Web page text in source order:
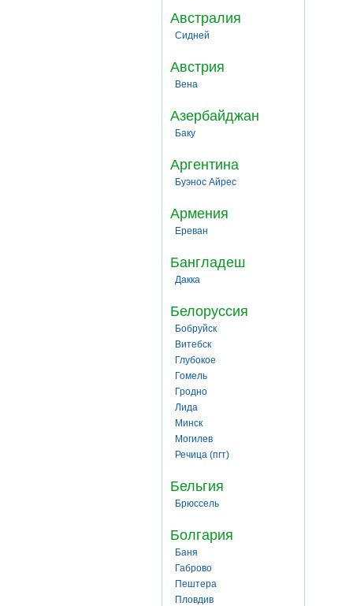
Австралия
Сидней
Австрия
Вена
Азербайджан
Баку
Аргентина
Буэнос Айрес
Армения
Ереван
Бангладеш
Дакка
Белоруссия
Бобруйск
Витебск
Глубокое
Гомель
Гродно
Лида
Минск
Могилев
Речица (пгт)
Бельгия
Брюссель
Болгария
Баня
Габрово
Пештера
Пловдив